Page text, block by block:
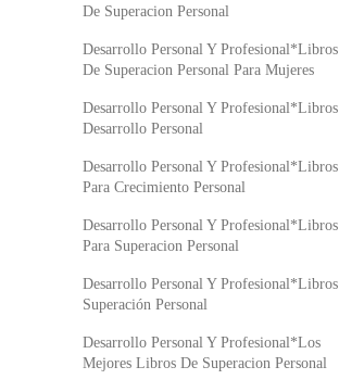
De Superacion Personal
Desarrollo Personal Y Profesional*Libros
De Superacion Personal Para Mujeres
Desarrollo Personal Y Profesional*Libros
Desarrollo Personal
Desarrollo Personal Y Profesional*Libros
Para Crecimiento Personal
Desarrollo Personal Y Profesional*Libros
Para Superacion Personal
Desarrollo Personal Y Profesional*Libros
Superación Personal
Desarrollo Personal Y Profesional*Los
Mejores Libros De Superacion Personal